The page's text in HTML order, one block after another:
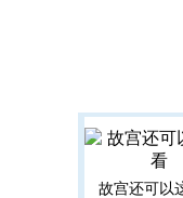
故宫还可以